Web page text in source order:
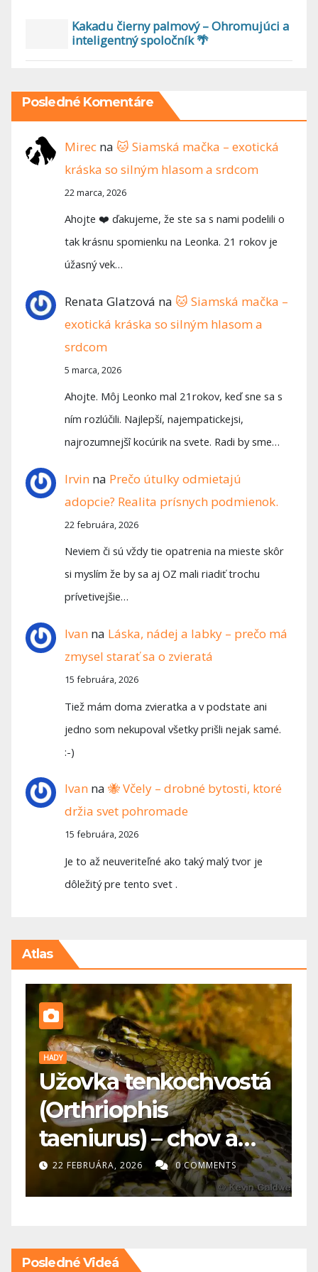
Kakadu čierny palmový – Ohromujúci a
inteligentný spoločník 🌴
Posledné Komentáre
Mirec na🐱 Siamská mačka – exotická
kráska so silným hlasom a srdcom
22 marca, 2026
Ahojte ❤️ ďakujeme, že ste sa s nami podelili o
tak krásnu spomienku na Leonka. 21 rokov je
úžasný vek…
Renata Glatzová na🐱 Siamská mačka –
exotická kráska so silným hlasom a
srdcom
5 marca, 2026
Ahojte. Môj Leonko mal 21rokov, keď sne sa s
ním rozlúčili. Najlepší, najempatickejsi,
najrozumnejšî kocúrik na svete. Radi by sme…
Irvin na Prečo útulky odmietajú
adopcie? Realita prísnych podmienok.
22 februára, 2026
Neviem či sú vždy tie opatrenia na mieste skôr
si myslím že by sa aj OZ mali riadiť trochu
prívetivejšie…
Ivan na Láska, nádej a labky – prečo má
zmysel starať sa o zvieratá
15 februára, 2026
Tiež mám doma zvieratka a v podstate ani
jedno som nekupoval všetky prišli nejak samé.
:-)
Ivan na🐝 Včely – drobné bytosti, ktoré
držia svet pohromade
15 februára, 2026
Je to až neuveriteľné ako taký malý tvor je
dôležitý pre tento svet .
Atlas
tenkochvostá
– chov a
2026 0 COMMENTS
PES
🐕
koho je
20 FEBRUÁRA,
Posledné Videá